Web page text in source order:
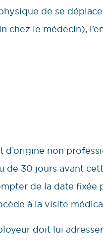
de se
chez le médecin),
d’origine non
de 30 jours avant
de la date fixée
à la visite
doit lui